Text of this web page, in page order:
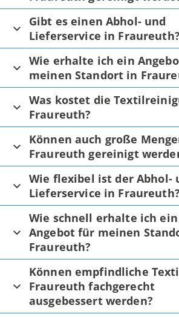
Gibt es einen Abhol- und
Lieferservice in Fraureuth?
Wie erhalte ich ein
meinen Standort in
Was kostet die
Fraureuth?
Können auch große
Fraureuth gereinigt
Wie flexibel ist der Abhol-
Lieferservice in Fraureuth?
Wie schnell erhalte ich ein
Angebot für meinen
Fraureuth?
Können empfindliche
Fraureuth fachgerecht
ausgebessert werden?